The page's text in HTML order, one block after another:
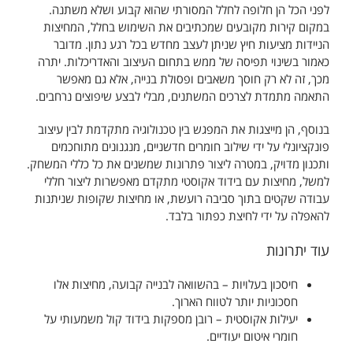
לפני הכל הן חלופה לחלל המסורתי שהוא קבוע ושלא משתנה.
במקום קירות מקובעים שמכתיבים את השימוש בחלל, המחיצות
הניידות מציעות חיץ שניתן לעצב מחדש בכל רגע נתון. מדובר
כאמור בשינוי תפיסה של ממש בתחום העיצוב והאדריכלות. יתרה
מכך, זה לא רק חוסך משאבים ופסולת בנייה, אלא גם מאפשר
התאמה מתמדת לצרכים המשתנים, מבלי לבצע שיפוצים נרחבים.
בנוסף, הן מייצגות את המפגש בין טכנולוגיה מתקדמת לבין עיצוב
פונקציונלי על ידי שילוב חומרים חדשניים, מנגנונים מתוחכמים
ותכנון מדויק, במטרה ליצור פתרונות שמשנים את כל כללי המשחק.
למשל, מחיצות עם בידוד אקוסטי מתקדם מאפשרות ליצור חללי
עבודה שקטים בתוך סביבה רועשת, או מחיצות שקופות שניתנות
להאפלה על ידי לחיצת כפתור בלבד.
עוד יתרונות
חיסכון בעלויות – בהשוואה לבנייה קבועה, מחיצות אלו
חסכוניות יותר לטווח הארוך.
יעילות אקוסטית – רובן מספקות בידוד קול משמעותי על
חומרי איטום יעודיים.